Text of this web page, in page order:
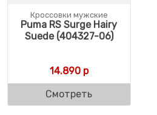
Кроссовки мужские
Puma RS Surge Hairy
Suede (404327-06)
14.890р
Смотреть